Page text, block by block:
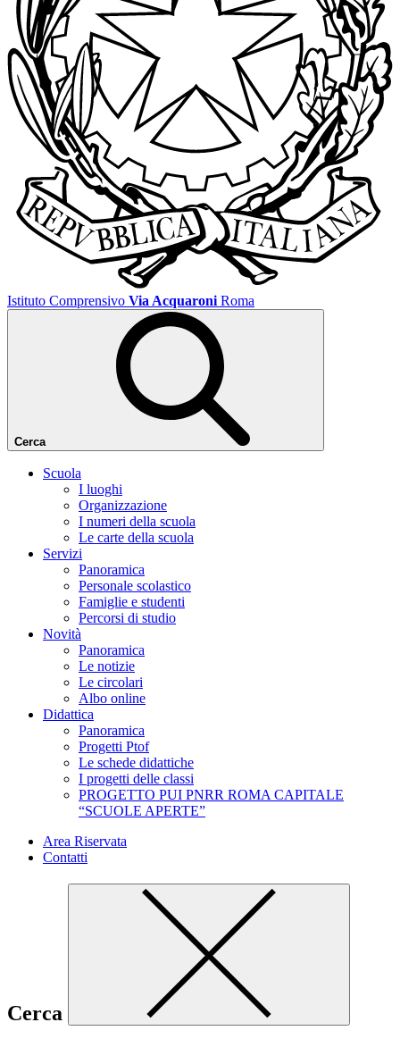
Istituto Comprensivo Via Acquaroni Roma
Cerca
Scuola
I luoghi
Organizzazione
I numeri della scuola
Le carte della scuola
Servizi
Panoramica
Personale scolastico
Famiglie e studenti
Percorsi di studio
Novità
Panoramica
Le notizie
Le circolari
Albo online
Didattica
Panoramica
Progetti Ptof
Le schede didattiche
I progetti delle classi
PROGETTO PUI PNRR ROMA CAPITALE
“SCUOLE APERTE”
Area Riservata
Contatti
Cerca